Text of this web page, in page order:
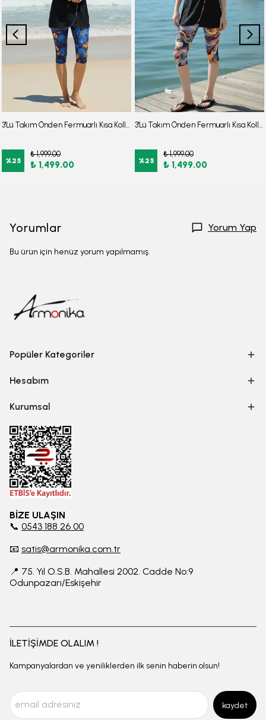
%25
₺ 1,999.00
₺ 1,499.00 %25
₺ 1,999.00
₺ 1,499.00
Yorumlar Yorum Yap
Bu ürün için henüz yorum yapılmamış.
Popüler Kategoriler
Hesabım
Kurumsal
BİZE ULAŞIN
📞 0543 188 26 00
📧 satis@armonika.com.tr
📍 75. Yıl O.S.B. Mahallesi 2002. Cadde No:9
Odunpazarı/Eskişehir
İLETİŞİMDE OLALIM !
Kampanyalardan ve yeniliklerden ilk senin haberin olsun!
kaydet